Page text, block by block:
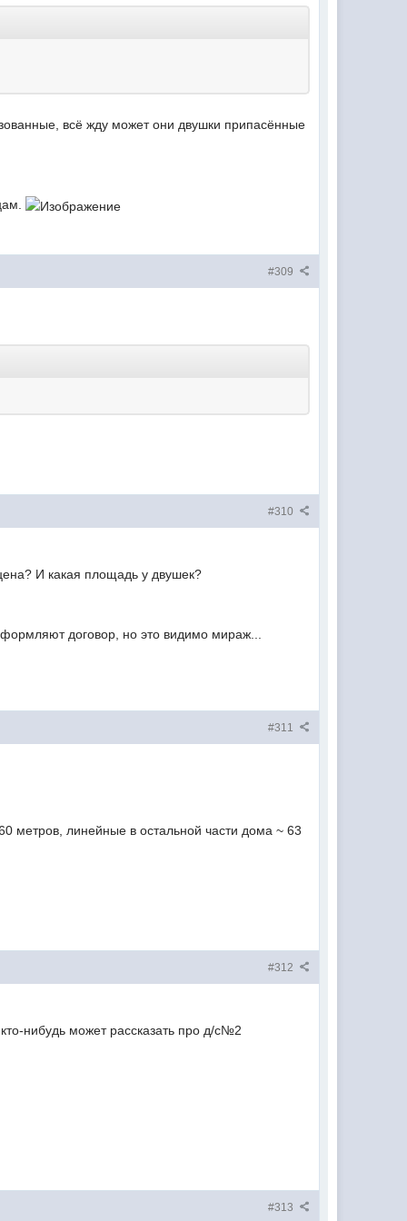
всё жду может они двушки припасённые
#309
#310
И какая площадь у двушек?
договор, но это видимо мираж...
#311
метров, линейные в остальной части дома ~ 63
#312
нибудь может рассказать про д/с№2
#313